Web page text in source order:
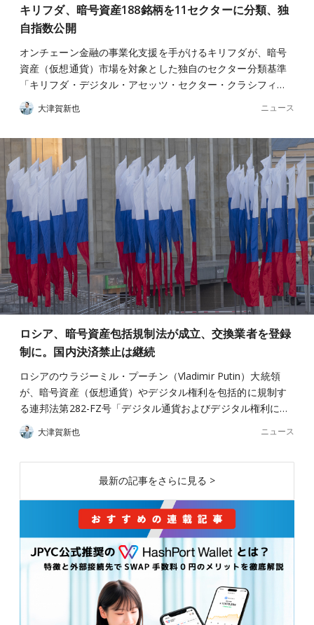
キリフダ、暗号資産188銘柄を11セクターに分類、独
自指数公開
オンチェーン金融の事業化支援を手がけるキリフダが、暗号
資産（仮想通貨）市場を対象とした独自のセクター分類基準
「キリフダ・デジタル・アセッツ・セクター・クラシフィ…
大津賀新也 ニュース
ロシア、暗号資産包括規制法が成立、交換業者を登録
制に。国内決済禁止は継続
ロシアのウラジーミル・プーチン（Vladimir Putin）大統領
が、暗号資産（仮想通貨）やデジタル権利を包括的に規制す
る連邦法第282-FZ号「デジタル通貨およびデジタル権利に…
大津賀新也 ニュース
最新の記事をさらに見る >